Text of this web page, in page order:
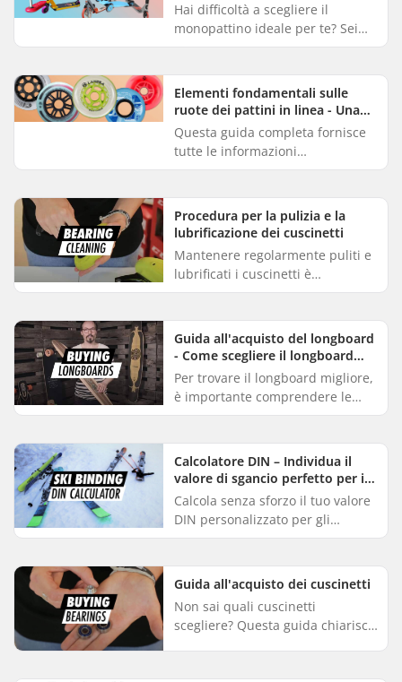
Hai difficoltà a scegliere il
monopattino ideale per te? Sei
nel posto giusto! Da SkatePro
monopattini, assicurandoci di a...
Elementi fondamentali sulle
ruote dei pattini in linea - Una
guida completa
Questa guida completa fornisce
tutte le informazioni
fondamentali sulle ruote per
scegliere rapidamente in base al
tu...
Procedura per la pulizia e la
lubrificazione dei cuscinetti
Mantenere regolarmente puliti e
lubrificati i cuscinetti è
fondamentale per garantire
ne prolunga la durata e ne au...
Guida all'acquisto del longboard
- Come scegliere il longboard
giusto per te
Per trovare il longboard migliore,
è importante comprendere le
nozioni di base sui longboard e
guida completa ai longboard...
Calcolatore DIN – Individua il
valore di sgancio perfetto per i
tuoi attacchi da sci
Calcola senza sforzo il tuo valore
DIN personalizzato per gli
attacchi da sci con il nostro
tuo peso, la tua altezz...
Guida all'acquisto dei cuscinetti
Non sai quali cuscinetti
scegliere? Questa guida chiarisce